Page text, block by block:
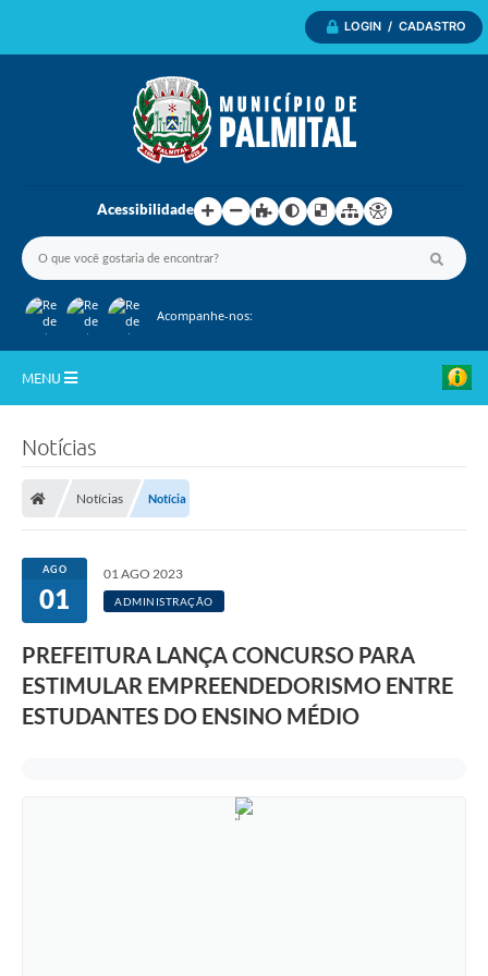
LOGIN / CADASTRO
Acessibilidade
Acompanhe-nos:
MENU
Departamentos
Câmara Municipal
Notícias
Notícias Notícia
AGO
01
01 AGO 2023
ADMINISTRAÇÃO
PREFEITURA LANÇA CONCURSO PARA
ESTIMULAR EMPREENDEDORISMO ENTRE
ESTUDANTES DO ENSINO MÉDIO